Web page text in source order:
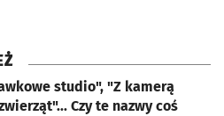
studio", "Z kamerą
Czy te nazwy coś